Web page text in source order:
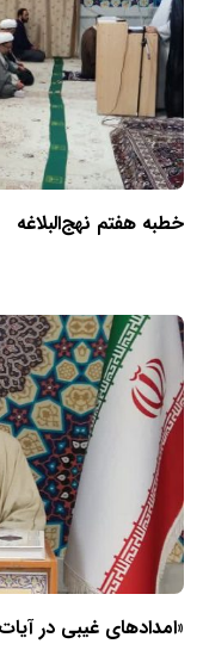
خطبه هفتم نهج‌البلاغه
«امدادهای غیبی در